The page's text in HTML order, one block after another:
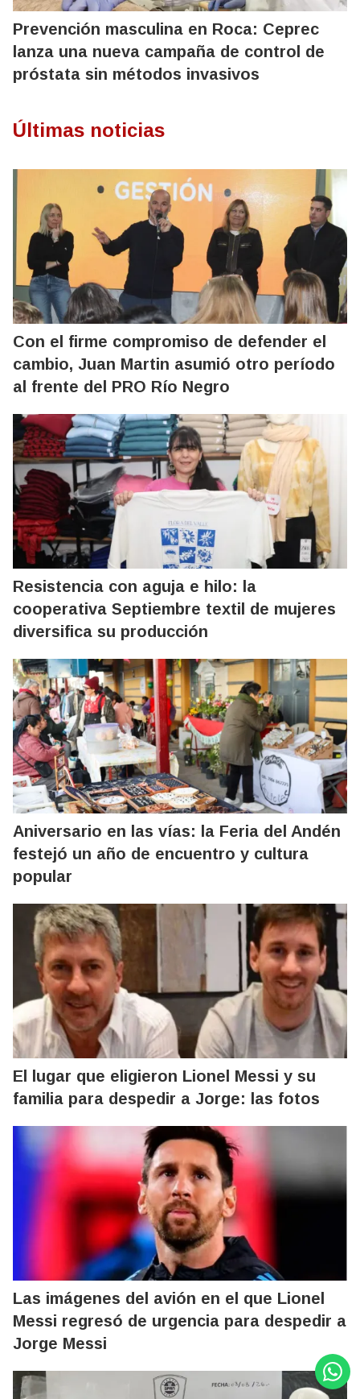
Prevención masculina en Roca: Ceprec
lanza una nueva campaña de control de
próstata sin métodos invasivos
Últimas noticias
Con el firme compromiso de defender el
cambio, Juan Martin asumió otro período
al frente del PRO Río Negro
Resistencia con aguja e hilo: la
cooperativa Septiembre textil de mujeres
diversifica su producción
Aniversario en las vías: la Feria del Andén
festejó un año de encuentro y cultura
popular
El lugar que eligieron Lionel Messi y su
familia para despedir a Jorge: las fotos
Las imágenes del avión en el que Lionel
Messi regresó de urgencia para despedir a
Jorge Messi